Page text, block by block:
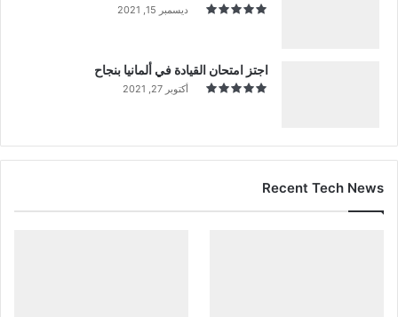
ديسمبر 15, 2021
اجتز امتحان القيادة في ألمانيا بنجاح
أكتوبر 27, 2021
Recent Tech News